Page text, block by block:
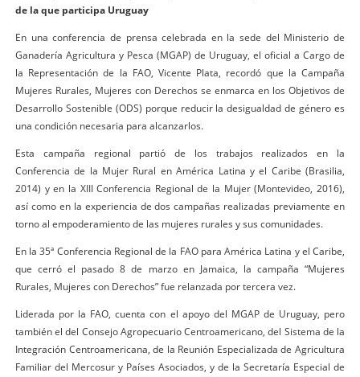
de la que participa Uruguay
En una conferencia de prensa celebrada en la sede del Ministerio de
Ganadería Agricultura y Pesca (MGAP) de Uruguay, el oficial a Cargo de
la Representación de la FAO, Vicente Plata, recordó que la Campaña
Mujeres Rurales, Mujeres con Derechos se enmarca en los Objetivos de
Desarrollo Sostenible (ODS) porque reducir la desigualdad de género es
una condición necesaria para alcanzarlos.
Esta campaña regional partió de los trabajos realizados en la
Conferencia de la Mujer Rural en América Latina y el Caribe (Brasilia,
2014) y en la XIII Conferencia Regional de la Mujer (Montevideo, 2016),
así como en la experiencia de dos campañas realizadas previamente en
torno al empoderamiento de las mujeres rurales y sus comunidades.
En la 35ª Conferencia Regional de la FAO para América Latina y el Caribe,
que cerró el pasado 8 de marzo en Jamaica, la campaña “Mujeres
Rurales, Mujeres con Derechos” fue relanzada por tercera vez.
Liderada por la FAO, cuenta con el apoyo del MGAP de Uruguay, pero
también el del Consejo Agropecuario Centroamericano, del Sistema de la
Integración Centroamericana, de la Reunión Especializada de Agricultura
Familiar del Mercosur y Países Asociados, y de la Secretaría Especial de